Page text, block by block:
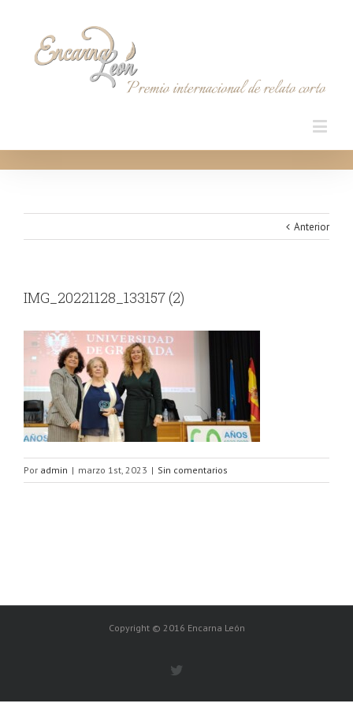
Anterior
IMG_20221128_133157 (2)
Por admin | marzo 1st, 2023 | Sin comentarios
Copyright © 2016 Encarna León